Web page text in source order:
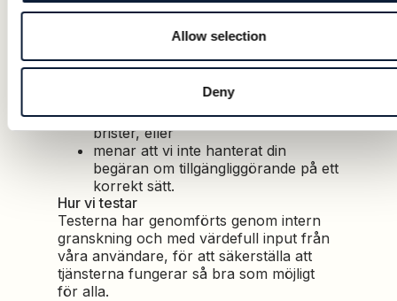
Allow selection
Deny
Du kan även kontakta DIGG om du:
anser att vår bedömning av vad
som är oskäligt betungande bör
tillgänglighetsredogörelse innehåller
brister, eller
menar att vi inte hanterat din
begäran om tillgängliggörande på ett
korrekt sätt.
Hur vi testar
Testerna har genomförts genom intern
granskning och med värdefull input från
våra användare, för att säkerställa att
tjänsterna fungerar så bra som möjligt
för alla.